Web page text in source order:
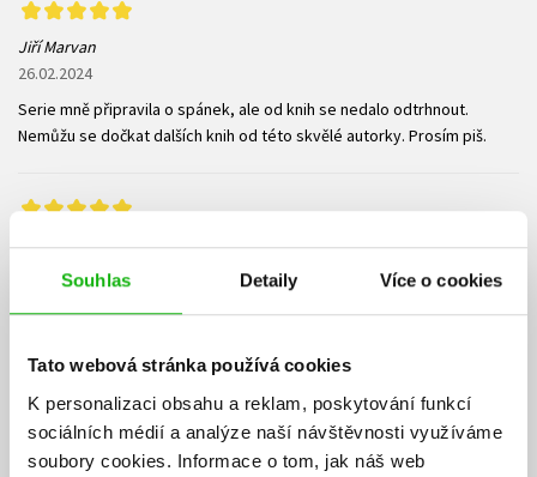
Souhlas Detaily Více o cookies
Tato webová stránka používá cookies
K personalizaci obsahu a reklam, poskytování funkcí
sociálních médií a analýze naší návštěvnosti využíváme
soubory cookies. Informace o tom, jak náš web
Jiří Marvan
26.02.2024
Serie mně připravila o spánek, ale od knih se nedalo odtrhnout.
Nemůžu se dočkat dalších knih od této skvělé autorky. Prosím piš.
Veronika Vášová
05.07.2023
prostě všechno! Nejen Jaren i Kiva si toho hodně vytrpí, a můj miláček
YA fantasy sérií a už se nemůžu dočkat, až nám dá autorka něco
nového, protože její psaní je lehké, čtivé a prostě fantastické!🤩👏
Děkuju @albatrosmedia a @my_l.m.v.e za recenzní knížku v rámci